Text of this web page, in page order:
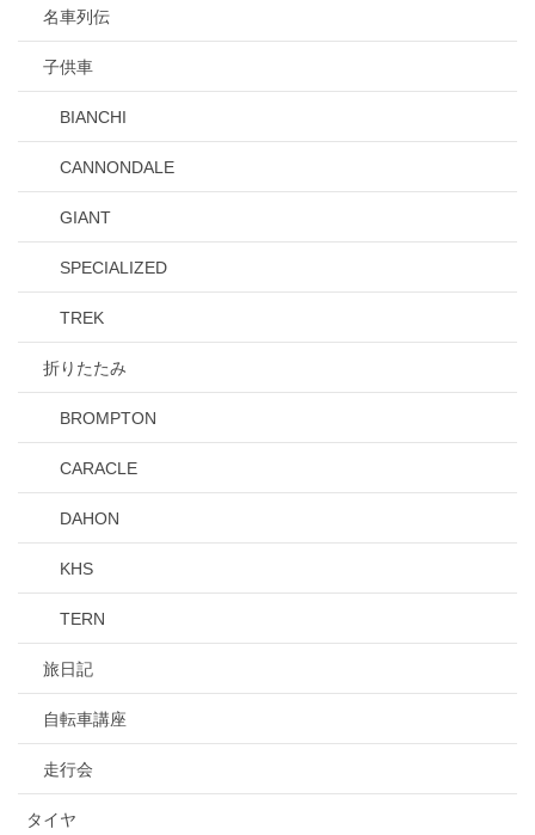
名車列伝
子供車
BIANCHI
CANNONDALE
GIANT
SPECIALIZED
TREK
折りたたみ
BROMPTON
CARACLE
DAHON
KHS
TERN
旅日記
自転車講座
走行会
タイヤ